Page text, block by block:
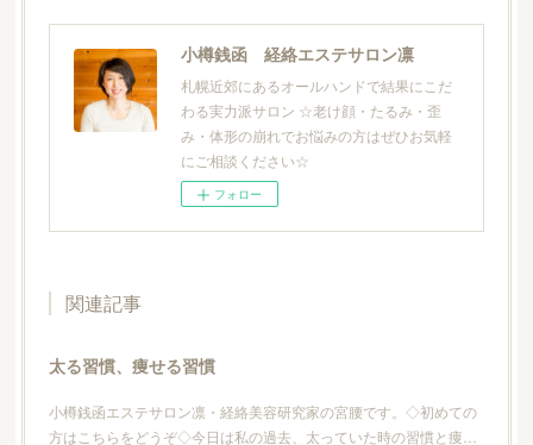
小樽銭函 経絡エステサロン凛
札幌近郊にあるオールハンドで結果にこだ
わる実力派サロン ☆老け顔・たるみ・歪
み・体形の崩れでお悩みの方はぜひお気軽
にご相談ください☆
フォロー
関連記事
太る習慣、痩せる習慣
小樽銭函エステサロン凛・経絡美容研究家の宮腰です。◇初めての
方はこちらをどうぞ◇今日は私の過去、太っていた時の習慣と痩…